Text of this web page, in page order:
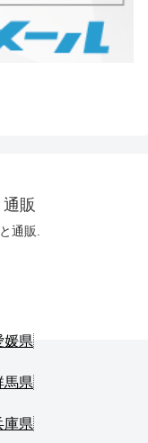
販
通販.
媛県
馬県
庫県